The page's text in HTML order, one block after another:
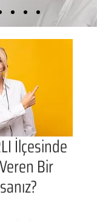
İlçesinde
Bir